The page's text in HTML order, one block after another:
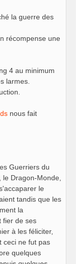
la guerre des
récompense une
4 au minimum
larmes.
nous fait
Guerriers du
Dragon-Monde,
le
tandis que les
la
fier de ses
à les féliciter,
ceci ne fut pas
quelques